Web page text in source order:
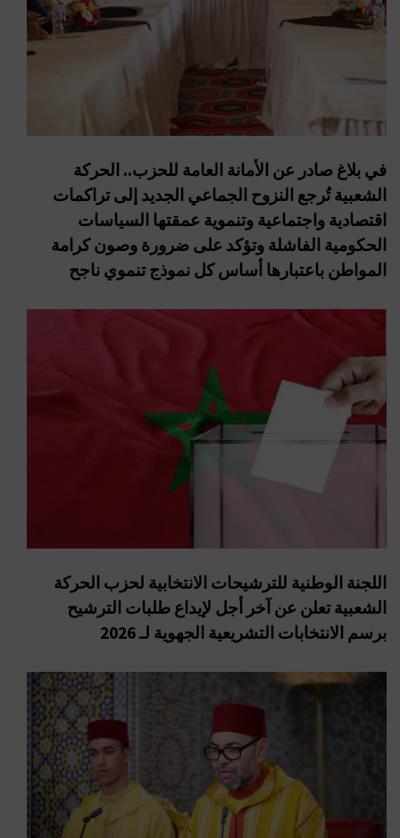
في بلاغ صادر عن الأمانة العامة للحزب.. الحركة
الشعبية تُرجع النزوح الجماعي الجديد إلى تراكمات
اقتصادية واجتماعية وتنموية عمقتها السياسات
الحكومية الفاشلة وتؤكد على ضرورة وصون كرامة
المواطن باعتبارها أساس كل نموذج تنموي ناجح
اللجنة الوطنية للترشيحات الانتخابية لحزب الحركة
الشعبية تعلن عن آخر أجل لإيداع طلبات الترشيح
برسم الانتخابات التشريعية الجهوية لـ 2026